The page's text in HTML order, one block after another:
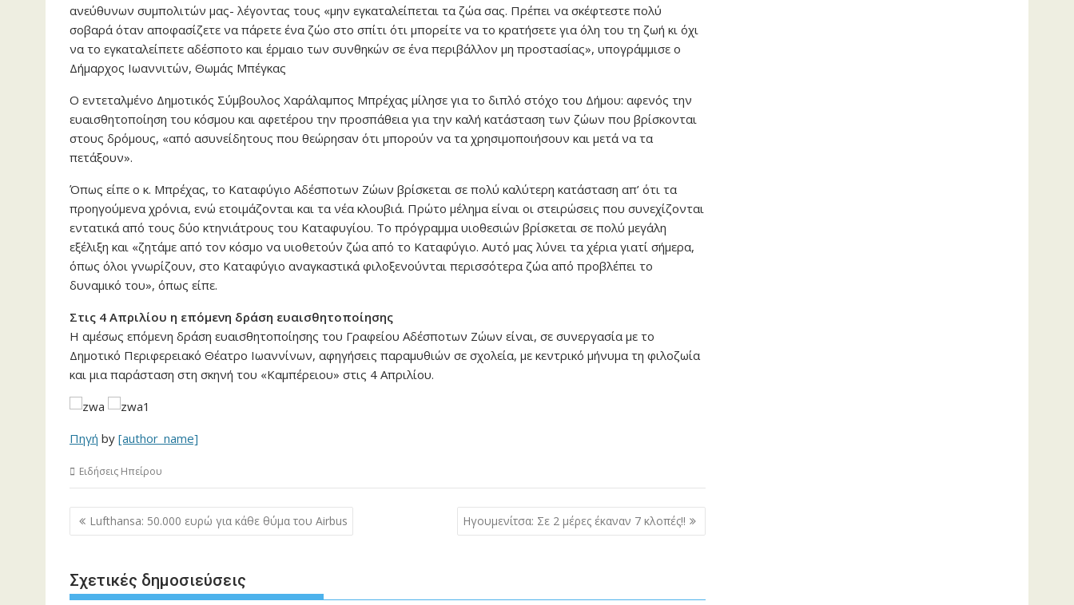
ανεύθυνων συμπολιτών μας- λέγοντας τους «μην εγκαταλείπεται τα ζώα σας. Πρέπει να σκέφτεστε πολύ
σοβαρά όταν αποφασίζετε να πάρετε ένα ζώο στο σπίτι ότι μπορείτε να το κρατήσετε για όλη του τη ζωή κι όχι
να το εγκαταλείπετε αδέσποτο και έρμαιο των συνθηκών σε ένα περιβάλλον μη προστασίας», υπογράμμισε ο
Δήμαρχος Ιωαννιτών, Θωμάς Μπέγκας
Ο εντεταλμένο Δημοτικός Σύμβουλος Χαράλαμπος Μπρέχας μίλησε για το διπλό στόχο του Δήμου: αφενός την
ευαισθητοποίηση του κόσμου και αφετέρου την προσπάθεια για την καλή κατάσταση των ζώων που βρίσκονται
στους δρόμους, «από ασυνείδητους που θεώρησαν ότι μπορούν να τα χρησιμοποιήσουν και μετά να τα
πετάξουν».
Όπως είπε ο κ. Μπρέχας, το Καταφύγιο Αδέσποτων Ζώων βρίσκεται σε πολύ καλύτερη κατάσταση απ’ ότι τα
προηγούμενα χρόνια, ενώ ετοιμάζονται και τα νέα κλουβιά. Πρώτο μέλημα είναι οι στειρώσεις που συνεχίζονται
εντατικά από τους δύο κτηνιάτρους του Καταφυγίου. Το πρόγραμμα υιοθεσιών βρίσκεται σε πολύ μεγάλη
εξέλιξη και «ζητάμε από τον κόσμο να υιοθετούν ζώα από το Καταφύγιο. Αυτό μας λύνει τα χέρια γιατί σήμερα,
όπως όλοι γνωρίζουν, στο Καταφύγιο αναγκαστικά φιλοξενούνται περισσότερα ζώα από προβλέπει το
δυναμικό του», όπως είπε.
Στις 4 Απριλίου η επόμενη δράση ευαισθητοποίησης
Η αμέσως επόμενη δράση ευαισθητοποίησης του Γραφείου Αδέσποτων Ζώων είναι, σε συνεργασία με το
Δημοτικό Περιφερειακό Θέατρο Ιωαννίνων, αφηγήσεις παραμυθιών σε σχολεία, με κεντρικό μήνυμα τη φιλοζωία
και μια παράσταση στη σκηνή του «Καμπέρειου» στις 4 Απριλίου.
Πηγή by [author_name]
Ειδήσεις Ηπείρου
Πλοήγηση
άρθρων
Lufthansa: 50.000 ευρώ για κάθε θύμα του Airbus Ηγουμενίτσα: Σε 2 μέρες έκαναν 7 κλοπές!!
Σχετικές δημοσιεύσεις